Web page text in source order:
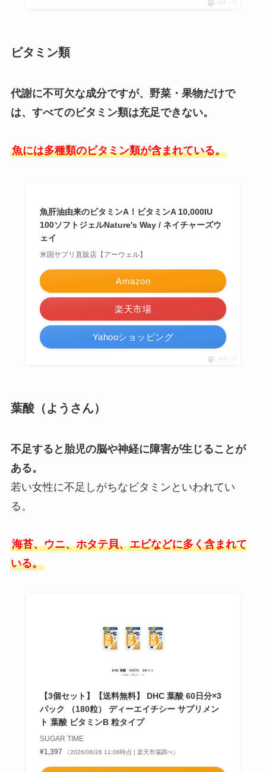
ポチップ
ビタミン類
代謝に不可欠な成分ですが、野菜・果物だけで
は、すべてのビタミン類は充足できない。
魚には多種類のビタミン類が含まれている。
魚肝油由来のビタミンA！ビタミンA 10,000IU
100ソフトジェルNature's Way / ネイチャーズウ
ェイ
米国サプリ直販店【アーウェル】
Amazon
楽天市場
Yahooショッピング
ポチップ
葉酸（ようさん）
不足すると胎児の脳や神経に障害が生じることが
ある。
若い女性に不足しがちなビタミンといわれてい
る。
海苔、ウニ、ホタテ貝、エビなどに多く含まれて
いる。
【3個セット】【送料無料】 DHC 葉酸 60日分×3
パック （180粒） ディーエイチシー サプリメン
ト 葉酸 ビタミンB 粒タイプ
SUGAR TIME
¥1,397
（2026/06/26 11:06時点 | 楽天市場調べ）